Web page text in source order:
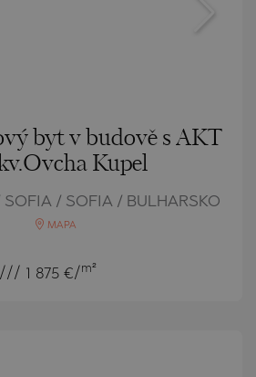
byt v budově s AKT
Kupel
SOFIA / SOFIA / BULHARSKO
MAPA
1 875 €/ m²